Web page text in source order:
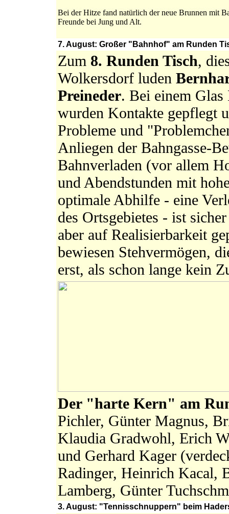
Bei der Hitze fand natürlich der neue Brunnen mit
Freunde bei Jung und Alt.
7. August: Großer "Bahnhof" am Runden
Zum 8. Runden Tisch,
Wolkersdorf luden
Preineder. Bei einem
wurden Kontakte gepflegt
Probleme und
Anliegen der Bahngasse-
Bahnverladen (vor allem
und Abendstunden mit
optimale Abhilfe - eine
des Ortsgebietes - ist
aber auf Realisierbarkeit
bewiesen Stehvermögen,
erst, als schon lange kein
Der "harte Kern" am
Pichler, Günter Magnus,
Klaudia Gradwohl, Erich
und Gerhard Kager
Radinger, Heinrich Kacal,
Lamberg, Günter
3. August: "Tennisschnuppern" beim